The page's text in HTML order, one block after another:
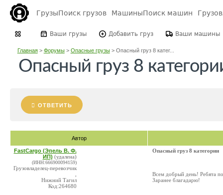
ГрузыПоиск грузов МашиныПоиск машин
Ваши грузы Добавить груз Ваши машины
Главная> Форумы> Опасные грузы> Опасный груз 8 катег...
Опасный груз 8
ОТВЕТИТЬ
Автор
FastCargo (Эпель В. Ф.
ИП) (удалена)
(ИНН:666900094159)
Грузовладелец-перевозчик
Нижний Тагил
Код:264680
Опасный груз 8 категории
Всем добрый день! Ребята
Заранее благадарю!